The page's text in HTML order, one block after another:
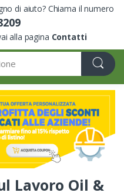
di aiuto? Chiama il numero
alla pagina Contatti
Lavoro Oil &